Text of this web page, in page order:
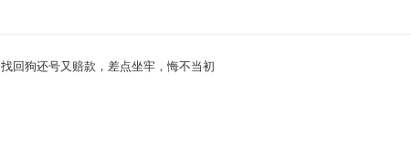
找回狗还号又赔款，差点坐牢，悔不当初